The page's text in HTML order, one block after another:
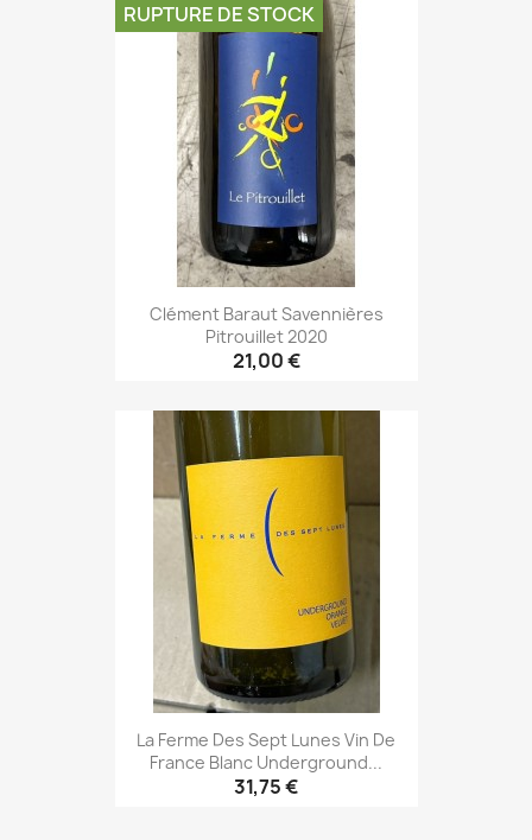
Clément Baraut Savennières
Pitrouillet 2020
21,00 €
RUPTURE DE STOCK
La Ferme Des Sept Lunes Vin De
France Blanc Underground...
31,75 €